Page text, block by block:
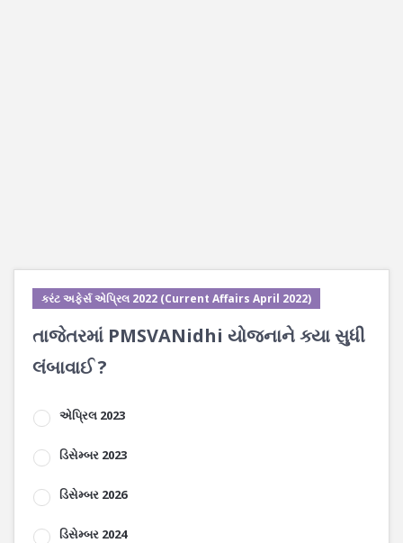
કરંટ અફેર્સ એપ્રિલ 2022 (Current Affairs April 2022)
તાજેતરમાં PMSVANidhi યોજનાને ક્યા સુધી
લંબાવાઈ ?
એપ્રિલ 2023
ડિસેમ્બર 2023
ડિસેમ્બર 2026
ડિસેમ્બર 2024